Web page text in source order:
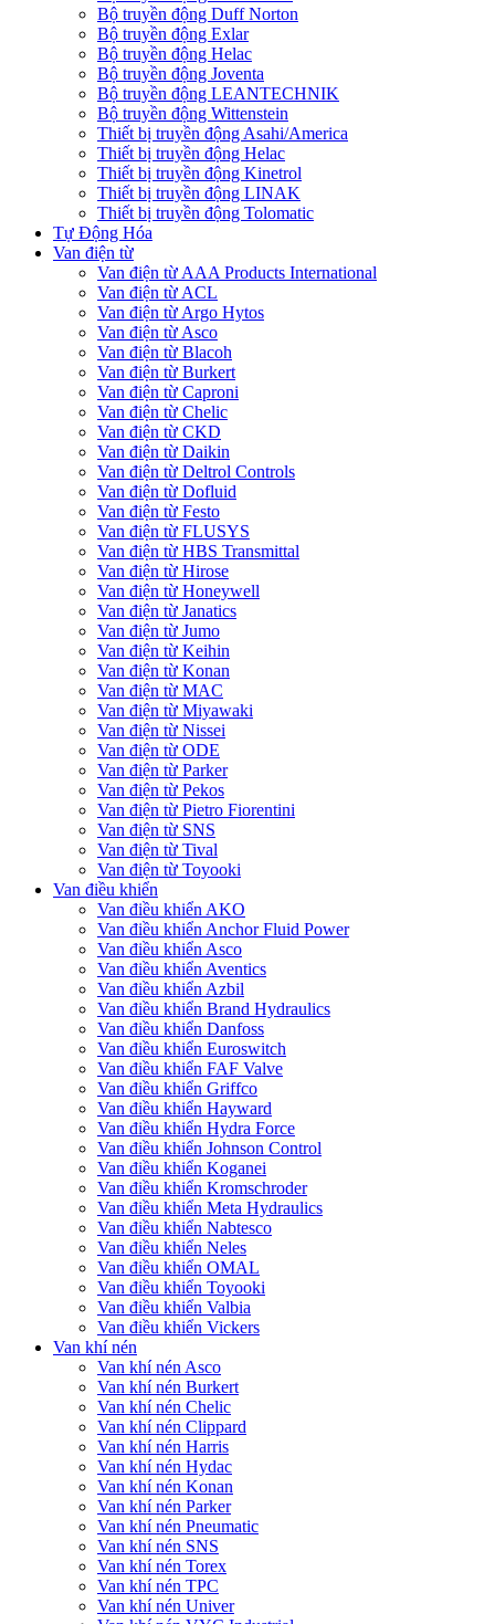
Bộ truyền động Duff Norton
Bộ truyền động Exlar
Bộ truyền động Helac
Bộ truyền động Joventa
Bộ truyền động LEANTECHNIK
Bộ truyền động Wittenstein
Thiết bị truyền động Asahi/America
Thiết bị truyền động Helac
Thiết bị truyền động Kinetrol
Thiết bị truyền động LINAK
Thiết bị truyền động Tolomatic
Tự Động Hóa
Van điện từ
Van điện từ AAA Products International
Van điện từ ACL
Van điện từ Argo Hytos
Van điện từ Asco
Van điện từ Blacoh
Van điện từ Burkert
Van điện từ Caproni
Van điện từ Chelic
Van điện từ CKD
Van điện từ Daikin
Van điện từ Deltrol Controls
Van điện từ Dofluid
Van điện từ Festo
Van điện từ FLUSYS
Van điện từ HBS Transmittal
Van điện từ Hirose
Van điện từ Honeywell
Van điện từ Janatics
Van điện từ Jumo
Van điện từ Keihin
Van điện từ Konan
Van điện từ MAC
Van điện từ Miyawaki
Van điện từ Nissei
Van điện từ ODE
Van điện từ Parker
Van điện từ Pekos
Van điện từ Pietro Fiorentini
Van điện từ SNS
Van điện từ Tival
Van điện từ Toyooki
Van điều khiển
Van điều khiển AKO
Van điều khiển Anchor Fluid Power
Van điều khiển Asco
Van điều khiển Aventics
Van điều khiển Azbil
Van điều khiển Brand Hydraulics
Van điều khiển Danfoss
Van điều khiển Euroswitch
Van điều khiển FAF Valve
Van điều khiển Griffco
Van điều khiển Hayward
Van điều khiển Hydra Force
Van điều khiển Johnson Control
Van điều khiển Koganei
Van điều khiển Kromschroder
Van điều khiển Meta Hydraulics
Van điều khiển Nabtesco
Van điều khiển Neles
Van điều khiển OMAL
Van điều khiển Toyooki
Van điều khiển Valbia
Van điều khiển Vickers
Van khí nén
Van khí nén Asco
Van khí nén Burkert
Van khí nén Chelic
Van khí nén Clippard
Van khí nén Harris
Van khí nén Hydac
Van khí nén Konan
Van khí nén Parker
Van khí nén Pneumatic
Van khí nén SNS
Van khí nén Torex
Van khí nén TPC
Van khí nén Univer